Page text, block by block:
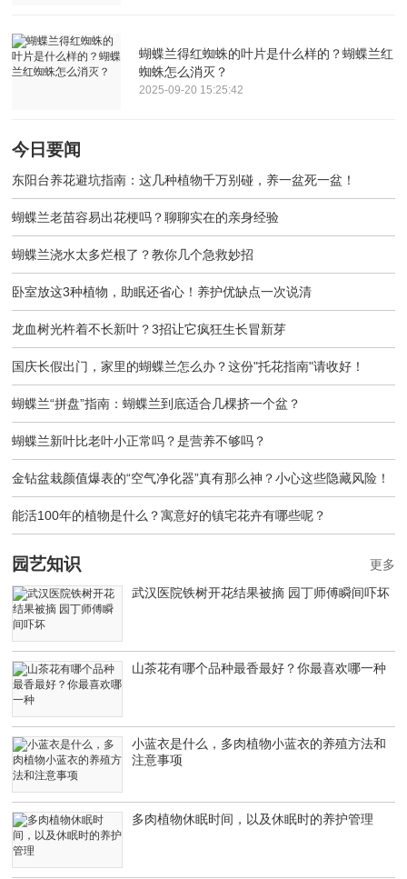
蝴蝶兰得红蜘蛛的叶片是什么样的？蝴蝶兰红
蜘蛛怎么消灭？
2025-09-20 15:25:42
今日要闻
东阳台养花避坑指南：这几种植物千万别碰，养一盆死一盆！
蝴蝶兰老苗容易出花梗吗？聊聊实在的亲身经验
蝴蝶兰浇水太多烂根了？教你几个急救妙招
卧室放这3种植物，助眠还省心！养护优缺点一次说清
龙血树光杵着不长新叶？3招让它疯狂生长冒新芽
国庆长假出门，家里的蝴蝶兰怎么办？这份"托花指南"请收好！
蝴蝶兰“拼盘”指南：蝴蝶兰到底适合几棵挤一个盆？
蝴蝶兰新叶比老叶小正常吗？是营养不够吗？
金钻盆栽颜值爆表的“空气净化器”真有那么神？小心这些隐藏风险！
能活100年的植物是什么？寓意好的镇宅花卉有哪些呢？
园艺知识
武汉医院铁树开花结果被摘 园丁师傅瞬间吓坏
山茶花有哪个品种最香最好？你最喜欢哪一种
小蓝衣是什么，多肉植物小蓝衣的养殖方法和
注意事项
多肉植物休眠时间，以及休眠时的养护管理
更多